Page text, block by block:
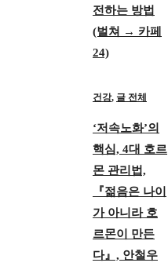
전하는 방법
(벌쳐 → 카페
24)
건강, 글 전체
‘저속노화’의
핵심, 4대 호르
몬 관리법,
『젊음은 나이
가 아니라 호
르몬이 만든
다』, 안철우